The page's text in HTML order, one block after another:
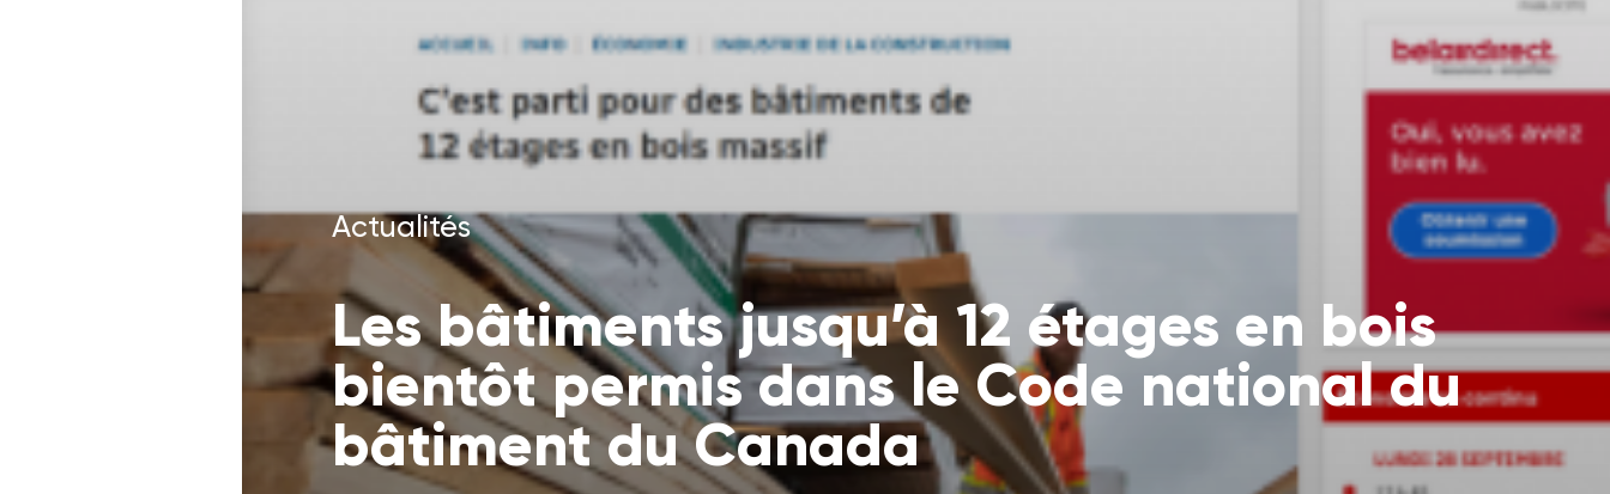
Actualités
Les bâtiments jusqu’à 12 étages en bois
bientôt permis dans le Code national du
bâtiment du Canada